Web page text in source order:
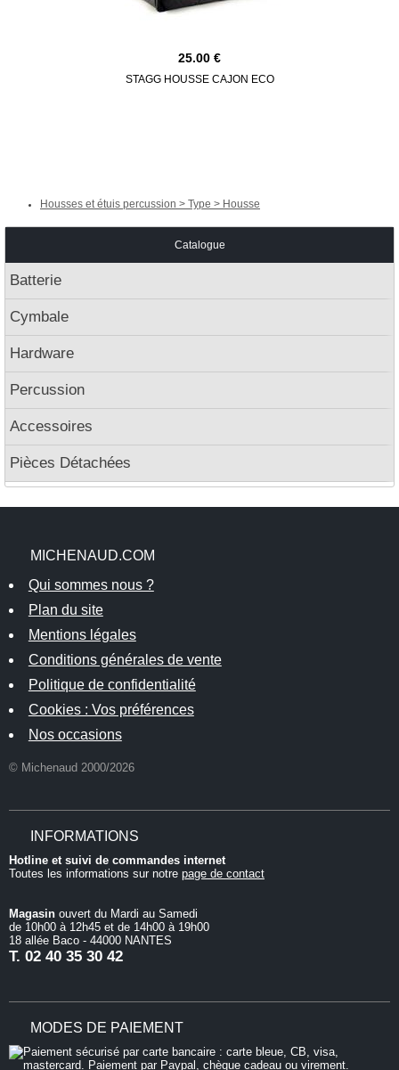
25.00
STAGG HOUSSE CAJON ECO
Housses et étuis percussion > Type > Housse
Catalogue
Batterie
Cymbale
Hardware
Percussion
Accessoires
Pièces Détachées
MICHENAUD.COM
Qui sommes nous ?
Plan du site
Mentions légales
Conditions générales de vente
Politique de confidentialité
Cookies : Vos préférences
Nos occasions
© Michenaud 2000/2026
INFORMATIONS
Hotline et suivi de commandes internet
Toutes les informations sur notre page de contact
Magasin ouvert du Mardi au Samedi
de 10h00 à 12h45 et de 14h00 à 19h00
18 allée Baco - 44000 NANTES
T. 02 40 35 30 42
MODES DE PAIEMENT